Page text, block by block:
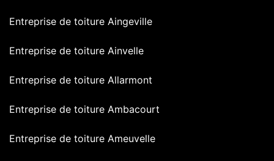
Entreprise de toiture Aingeville
Entreprise de toiture Ainvelle
Entreprise de toiture Allarmont
Entreprise de toiture Ambacourt
Entreprise de toiture Ameuvelle